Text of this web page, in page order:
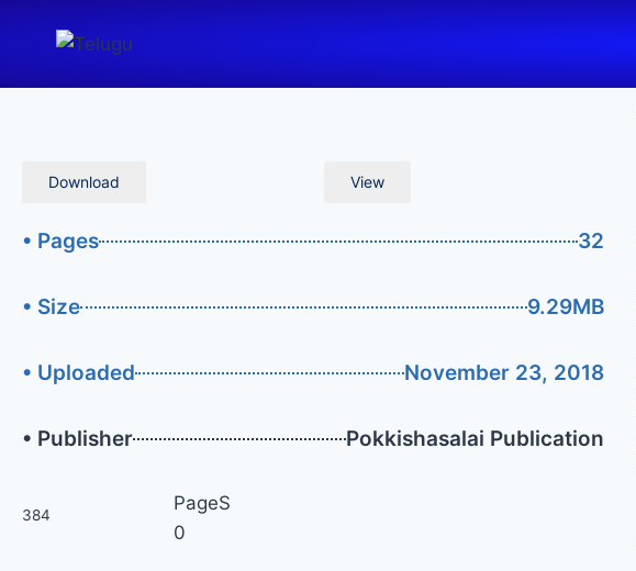
Download View
• Pages 32
• Size 9.29MB
• Uploaded November 23, 2018
• Publisher Pokkishasalai Publication
384
PageS
0